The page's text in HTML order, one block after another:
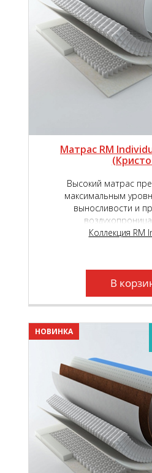
Матрас RM
Высокий матрас
максимальным
выносливости и
Коллекция RM
В
НОВИНКА